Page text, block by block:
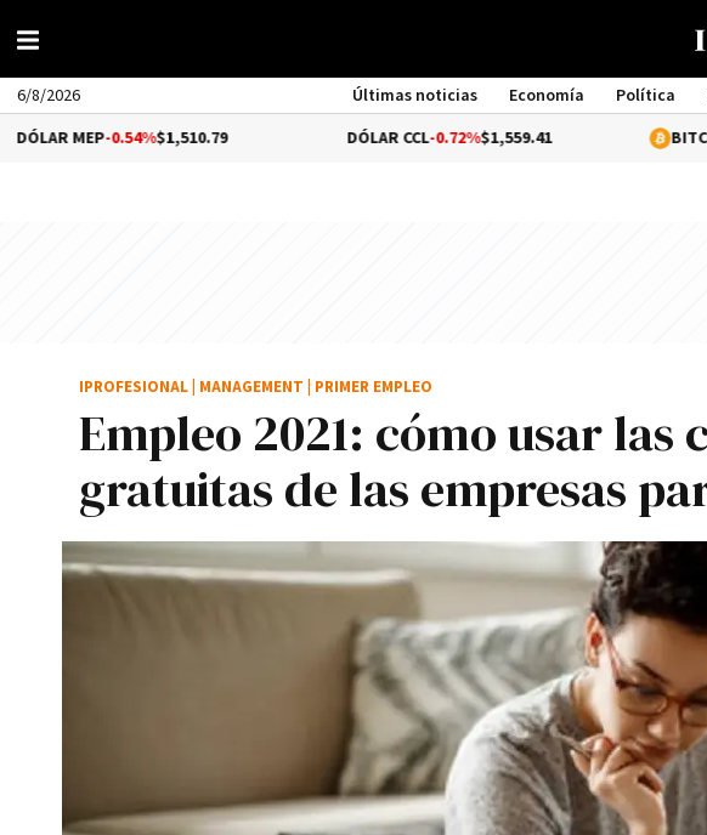
6/8/2026 Últimas noticias Economía Política
-0.54%$1,510.79 -0.72%$1,559.41 0.43%
Empleo 2021: cómo usar las
gratuitas de las empresas
IPROFESIONAL MANAGEMENT PRIMER EMPLEO